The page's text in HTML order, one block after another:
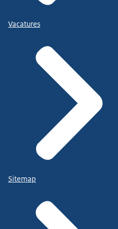
Vacatures
Sitemap